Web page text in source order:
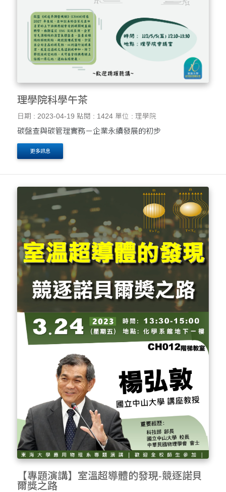
理學院科學午茶
日期 : 2023-04-19 點閱 : 1424 單位 : 理學院
碳盤查與碳管理實務－企業永續發展的初步
更多訊息
【專題演講】室溫超導體的發現-競逐諾貝
爾獎之路